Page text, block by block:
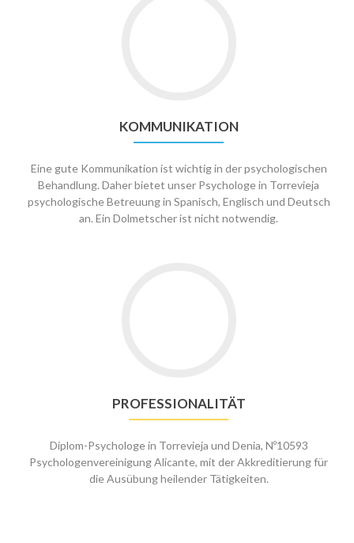
KOMMUNIKATION
Eine gute Kommunikation ist wichtig in der psychologischen
Behandlung. Daher bietet unser Psychologe in Torrevieja
psychologische Betreuung in Spanisch, Englisch und Deutsch
an. Ein Dolmetscher ist nicht notwendig.
PROFESSIONALITÄT
Diplom-Psychologe in Torrevieja und Denia, Nº10593
Psychologenvereinigung Alicante, mit der Akkreditierung für
die Ausübung heilender Tätigkeiten.